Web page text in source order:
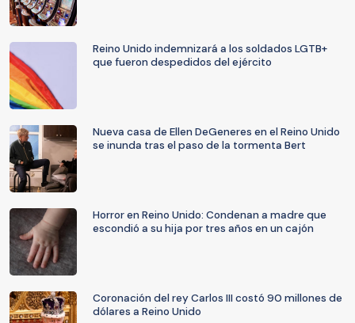
Reino Unido indemnizará a los soldados LGTB+
que fueron despedidos del ejército
Nueva casa de Ellen DeGeneres en el Reino Unido
se inunda tras el paso de la tormenta Bert
Horror en Reino Unido: Condenan a madre que
escondió a su hija por tres años en un cajón
Coronación del rey Carlos III costó 90 millones de
dólares a Reino Unido